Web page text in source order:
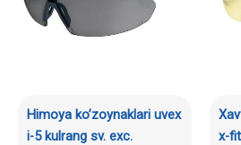
Himoya ko’zoynaklari uvex
i-5 kulrang sv. exc.
x-